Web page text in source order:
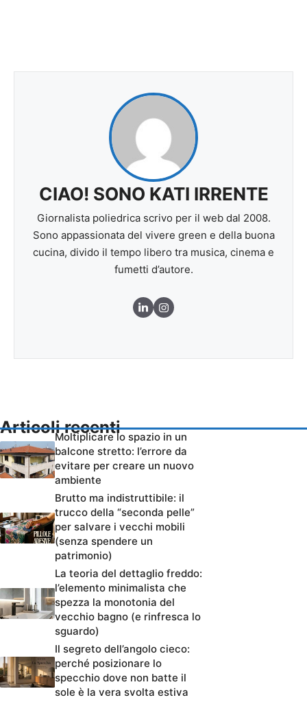
CIAO! SONO KATI IRRENTE
Giornalista poliedrica scrivo per il web dal 2008.
Sono appassionata del vivere green e della buona
cucina, divido il tempo libero tra musica, cinema e
fumetti d’autore.
Articoli recenti
Moltiplicare lo spazio in un
balcone stretto: l’errore da
evitare per creare un nuovo
ambiente
Brutto ma indistruttibile: il
trucco della “seconda pelle”
per salvare i vecchi mobili
(senza spendere un
patrimonio)
La teoria del dettaglio freddo:
l’elemento minimalista che
spezza la monotonia del
vecchio bagno (e rinfresca lo
sguardo)
Il segreto dell’angolo cieco:
perché posizionare lo
specchio dove non batte il
sole è la vera svolta estiva